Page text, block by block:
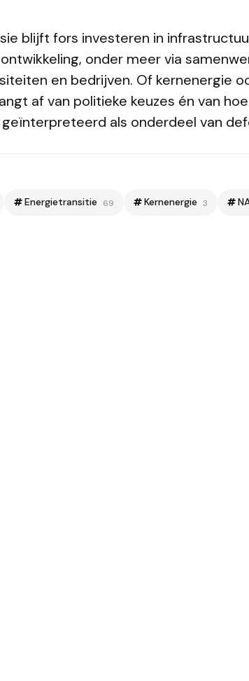
blijft fors investeren in
onder meer via
en bedrijven. Of kernenergie
af van politieke keuzes én van
als onderdeel van
Energietransitie 69 Kernenergie 3